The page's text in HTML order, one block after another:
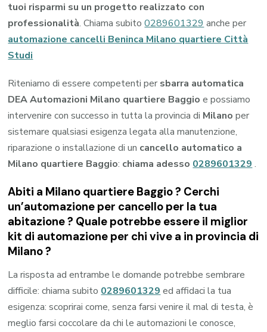
tuoi risparmi su un progetto realizzato con
professionalità. Chiama subito0289601329 anche per
automazione cancelli Beninca Milano quartiere Città
Studi
Riteniamo di essere competenti per sbarra automatica
DEA Automazioni Milano quartiere Baggio e possiamo
intervenire con successo in tutta la provincia di Milano per
sistemare qualsiasi esigenza legata alla manutenzione,
riparazione o installazione di un cancello automatico a
Milano quartiere Baggio: chiama adesso 0289601329 .
Abiti a Milano quartiere Baggio? Cerchi
un’automazione per cancello per la tua
abitazione ? Quale potrebbe essere il miglior
kit di automazione per chi vive a in provincia di
Milano?
La risposta ad entrambe le domande potrebbe sembrare
difficile: chiama subito 0289601329 ed affidaci la tua
esigenza: scoprirai come, senza farsi venire il mal di testa, è
meglio farsi coccolare da chi le automazioni le conosce,